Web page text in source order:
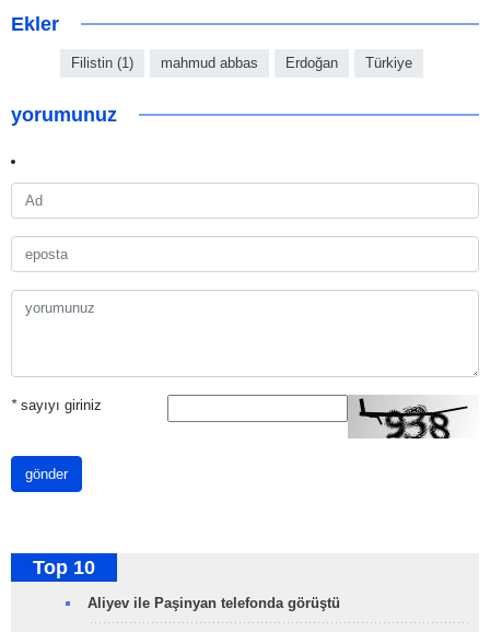
Ekler
Filistin (1) mahmud abbas Erdoğan Türkiye
yorumunuz
*sayıyı giriniz
gönder
Top 10
Aliyev ile Paşinyan telefonda görüştü